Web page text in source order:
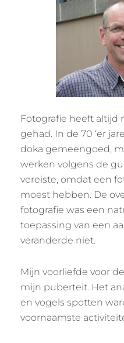
Fotografie heeft altijd
gehad. In de 70 ‘er
doka gemeengoed,
werken volgens de
vereiste, omdat een
moest hebben. De
fotografie was een
toepassing van een
veranderde niet.
Mijn voorliefde voor
mijn puberteit. Het
en vogels spotten
voornaamste